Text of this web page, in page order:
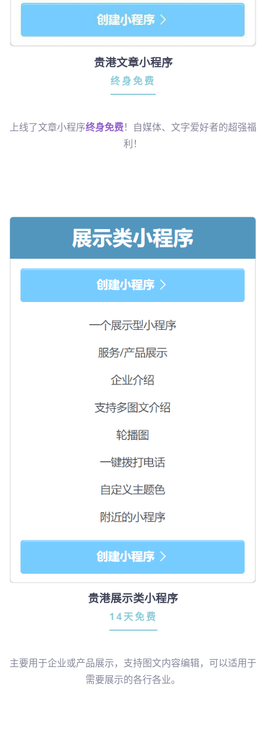
贵港文章小程序
终身免费
上线了文章小程序终身免费！自媒体、文字爱好者的超强福
利！
贵港展示类小程序
14天免费
主要用于企业或产品展示，支持图文内容编辑，可以适用于
需要展示的各行各业。